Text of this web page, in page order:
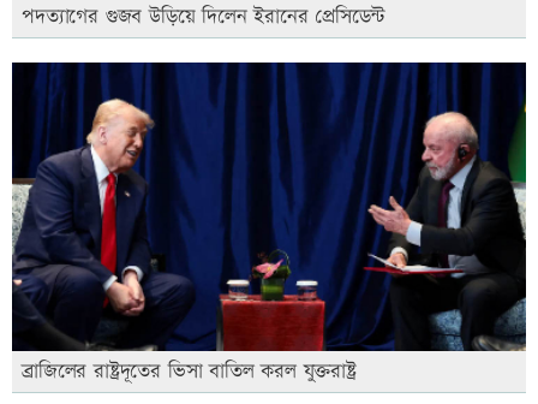
পদত্যাগের গুজব উড়িয়ে দিলেন ইরানের প্রেসিডেন্ট
ব্রাজিলের রাষ্ট্রদূতের ভিসা বাতিল করল যুক্তরাষ্ট্র